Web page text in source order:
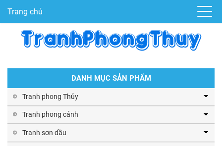
Trang chủ
DANH MỤC SẢN PHẨM
Tranh phong Thủy
Tranh phong cảnh
Tranh sơn dầu